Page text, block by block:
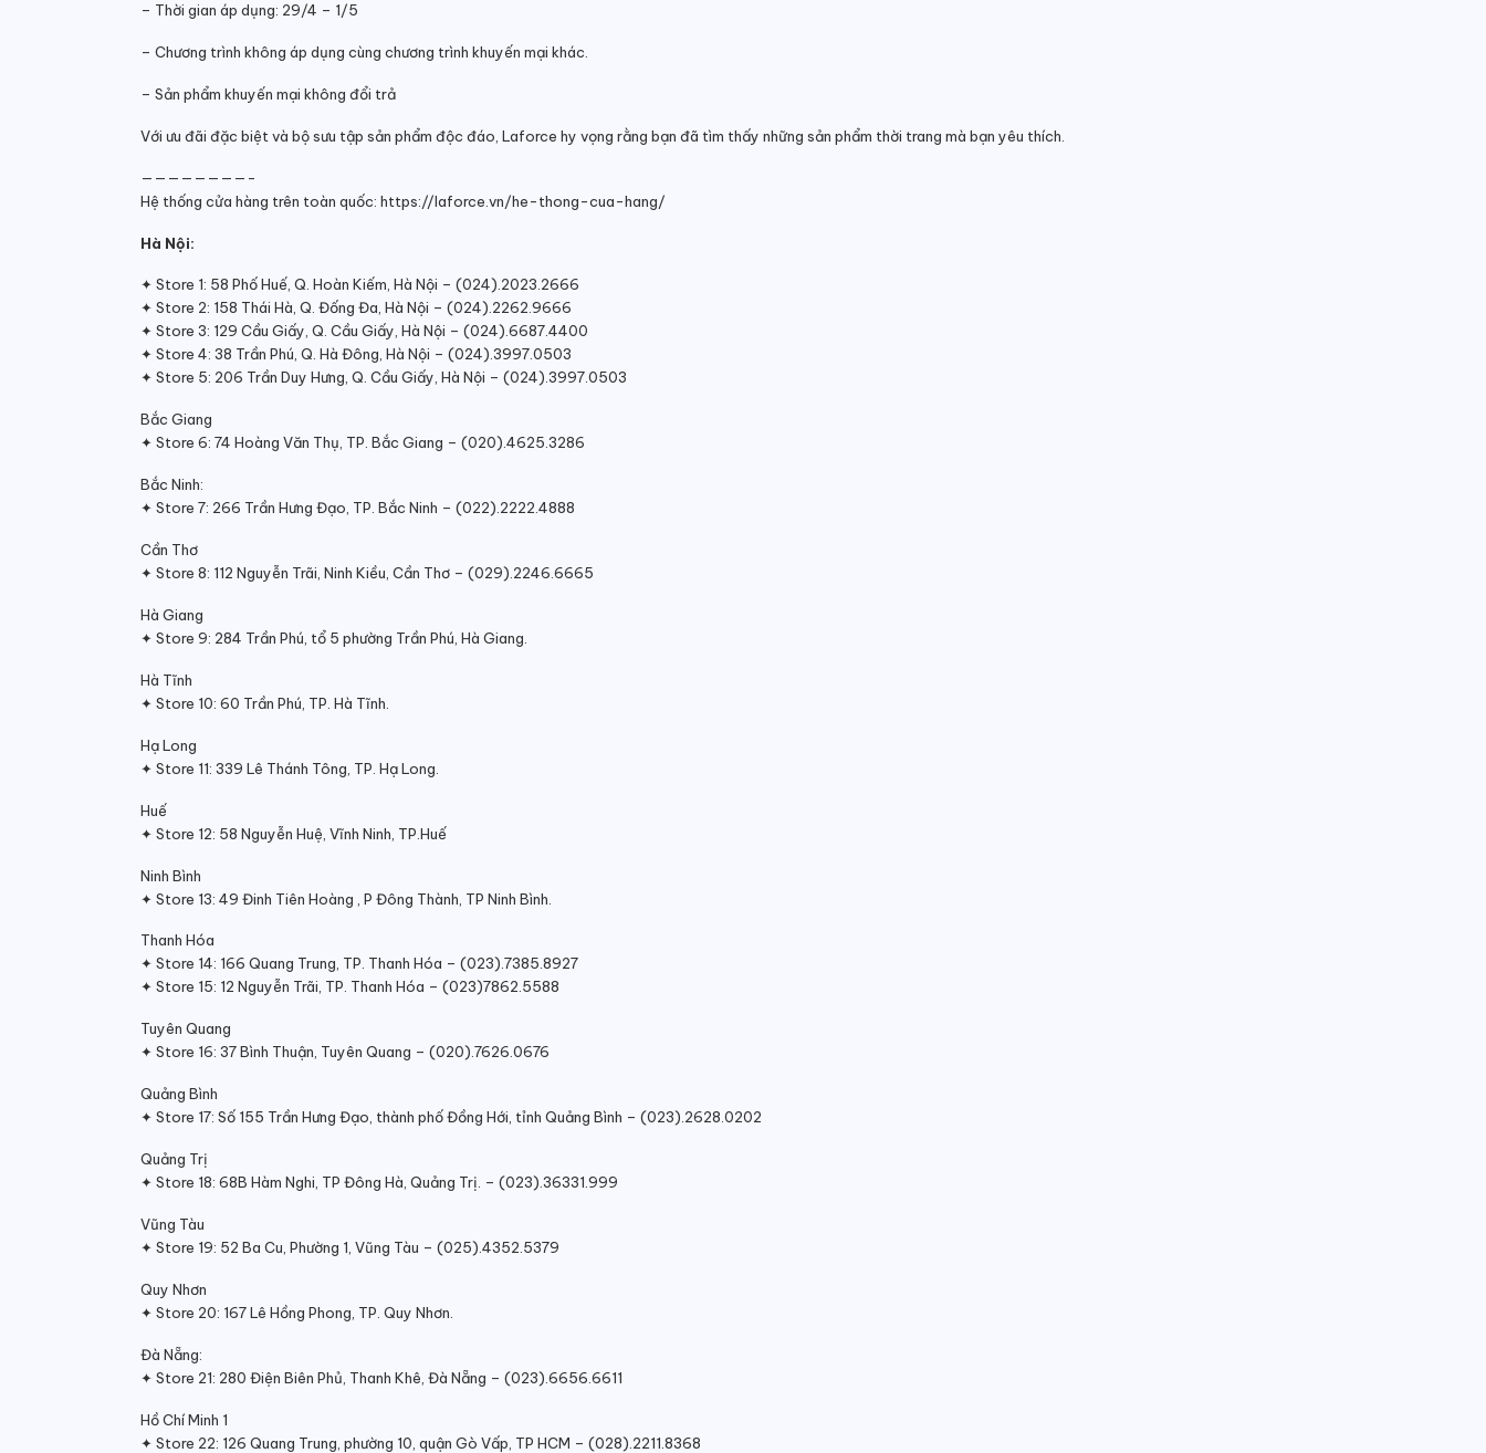
– Thời gian áp dụng: 29/4 – 1/5
– Chương trình không áp dụng cùng chương trình khuyến mại khác.
– Sản phẩm khuyến mại không đổi trả
Với ưu đãi đặc biệt và bộ sưu tập sản phẩm độc đáo, Laforce hy vọng rằng bạn đã tìm thấy những sản phẩm thời trang mà bạn yêu thích.
————————-
Hệ thống cửa hàng trên toàn quốc: https://laforce.vn/he-thong-cua-hang/
Hà Nội:
✦ Store 1: 58 Phố Huế, Q. Hoàn Kiếm, Hà Nội – (024).2023.2666
✦ Store 2: 158 Thái Hà, Q. Đống Đa, Hà Nội – (024).2262.9666
✦ Store 3: 129 Cầu Giấy, Q. Cầu Giấy, Hà Nội – (024).6687.4400
✦ Store 4: 38 Trần Phú, Q. Hà Đông, Hà Nội – (024).3997.0503
✦ Store 5: 206 Trần Duy Hưng, Q. Cầu Giấy, Hà Nội – (024).3997.0503
Bắc Giang
✦ Store 6: 74 Hoàng Văn Thụ, TP. Bắc Giang – (020).4625.3286
Bắc Ninh:
✦ Store 7: 266 Trần Hưng Đạo, TP. Bắc Ninh – (022).2222.4888
Cần Thơ
✦ Store 8: 112 Nguyễn Trãi, Ninh Kiều, Cần Thơ – (029).2246.6665
Hà Giang
✦ Store 9: 284 Trần Phú, tổ 5 phường Trần Phú, Hà Giang.
Hà Tĩnh
✦ Store 10: 60 Trần Phú, TP. Hà Tĩnh.
Hạ Long
✦ Store 11: 339 Lê Thánh Tông, TP. Hạ Long.
Huế
✦ Store 12: 58 Nguyễn Huệ, Vĩnh Ninh, TP.Huế
Ninh Bình
✦ Store 13: 49 Đinh Tiên Hoàng , P Đông Thành, TP Ninh Bình.
Thanh Hóa
✦ Store 14: 166 Quang Trung, TP. Thanh Hóa – (023).7385.8927
✦ Store 15: 12 Nguyễn Trãi, TP. Thanh Hóa – (023)7862.5588
Tuyên Quang
✦ Store 16: 37 Bình Thuận, Tuyên Quang – (020).7626.0676
Quảng Bình
✦ Store 17: Số 155 Trần Hưng Đạo, thành phố Đồng Hới, tỉnh Quảng Bình – (023).2628.0202
Quảng Trị
✦ Store 18: 68B Hàm Nghi, TP Đông Hà, Quảng Trị. – (023).36331.999
Vũng Tàu
✦ Store 19: 52 Ba Cu, Phường 1, Vũng Tàu – (025).4352.5379
Quy Nhơn
✦ Store 20: 167 Lê Hồng Phong, TP. Quy Nhơn.
Đà Nẵng:
✦ Store 21: 280 Điện Biên Phủ, Thanh Khê, Đà Nẵng – (023).6656.6611
Hồ Chí Minh 1
✦ Store 22: 126 Quang Trung, phường 10, quận Gò Vấp, TP HCM – (028).2211.8368